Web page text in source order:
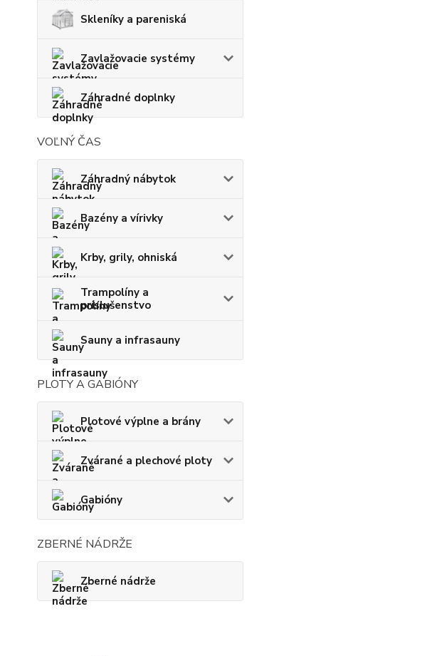
Skleníky a pareniská
Zavlažovacie systémy
Záhradné doplnky
VOĽNÝ ČAS
Záhradný nábytok
Bazény a vírivky
Krby, grily, ohniská
Trampolíny a
príslušenstvo
Sauny a infrasauny
PLOTY A GABIÓNY
Plotové výplne a brány
Zvárané a plechové ploty
Gabióny
ZBERNÉ NÁDRŽE
Zberné nádrže